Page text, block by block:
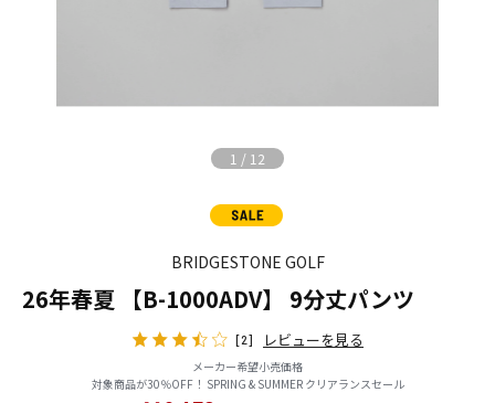
1 / 12
BRIDGESTONE GOLF
26年春夏 【B-1000ADV】 9分丈パンツ
[2] レビューを見る
メーカー希望小売価格
対象商品が30％OFF！ SPRING & SUMMER クリアランスセール